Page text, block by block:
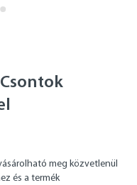
meg közvetlenül
és a termék